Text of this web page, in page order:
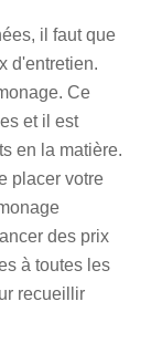
il faut que
d'entretien.
Ce
et il est
en la matière.
placer votre
des prix
à toutes les
recueillir